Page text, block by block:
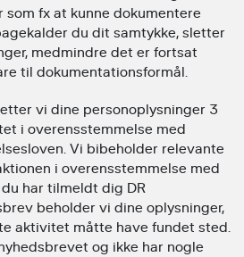
fx at kunne dokumentere
du dit samtykke, sletter
medmindre det er fortsat
til dokumentationsformål.
vi dine personoplysninger 3
i overensstemmelse med
Vi bibeholder relevante
i overensstemmelse med
har tilmeldt dig DR
beholder vi dine oplysninger,
aktivitet måtte have fundet sted.
og ikke har nogle